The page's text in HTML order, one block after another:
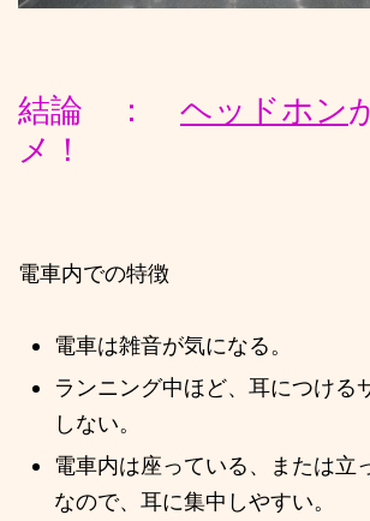
結論 ： ヘッドホン
メ！
電車内での特徴
電車は雑音が気になる。
ランニング中ほど、耳につける
しない。
電車内は座っている、または立
なので、耳に集中しやすい。